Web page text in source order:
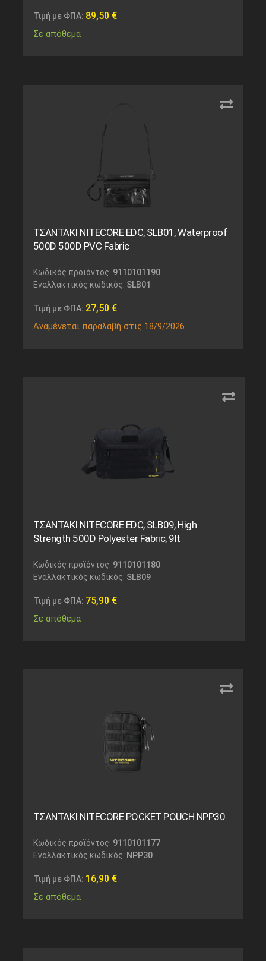
Τιμή με ΦΠΑ: 89,50 €
Σε απόθεμα
ΤΣΑΝΤΑΚΙ NITECORE EDC, SLB01, Waterproof
500D 500D PVC Fabric
Κωδικός προϊόντος: 9110101190
Εναλλακτικός κωδικός: SLB01
Τιμή με ΦΠΑ: 27,50 €
Αναμένεται παραλαβή στις 18/9/2026
ΤΣΑΝΤΑΚΙ NITECORE EDC, SLB09, High
Strength 500D Polyester Fabric, 9lt
Κωδικός προϊόντος: 9110101180
Εναλλακτικός κωδικός: SLB09
Τιμή με ΦΠΑ: 75,90 €
Σε απόθεμα
ΤΣΑΝΤΑΚΙ NITECORE POCKET POUCH NPP30
Κωδικός προϊόντος: 9110101177
Εναλλακτικός κωδικός: NPP30
Τιμή με ΦΠΑ: 16,90 €
Σε απόθεμα